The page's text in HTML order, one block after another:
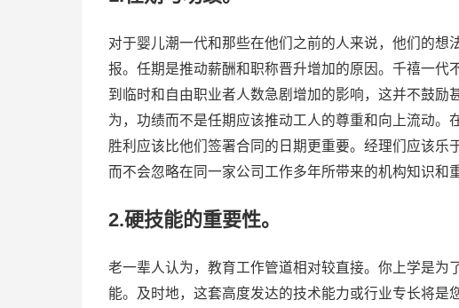
对于婴儿潮一代和那些在他们之前的人来说，他们的想
报。任期是推动薪酬和职称晋升增加的原因。千禧一
到临时和自由职业者人数急剧增加的影响，这并不鼓励
为，功绩而不是任期应该推动工人的尊重和向上流动
胜利应该比他们签署合同的日期更重要。经理们应该乐
而不会忽略在同一家公司工作多年所带来的机构知识和
2.硬技能的重要性。
老一辈人认为，教育工作管道相对较直接。你上学是
能。及时地，这套高度发达的技术能力或行业专长将